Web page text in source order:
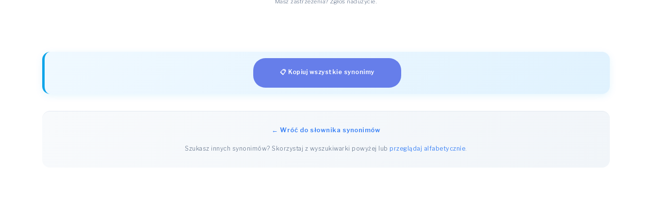
Masz zastrzeżenia? Zgłoś nadużycie.
📋 Kopiuj wszystkie synonimy
← Wróć do słownika synonimów
Szukasz innych synonimów? Skorzystaj z wyszukiwarki powyżej lubprzeglądaj alfabetycznie.